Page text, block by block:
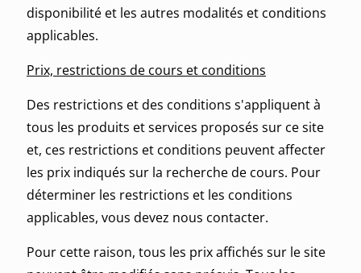
disponibilité et les autres modalités et conditions
applicables.
Prix, restrictions de cours et conditions
Des restrictions et des conditions s'appliquent à
tous les produits et services proposés sur ce site
et, ces restrictions et conditions peuvent affecter
les prix indiqués sur la recherche de cours. Pour
déterminer les restrictions et les conditions
applicables, vous devez nous contacter.
Pour cette raison, tous les prix affichés sur le site